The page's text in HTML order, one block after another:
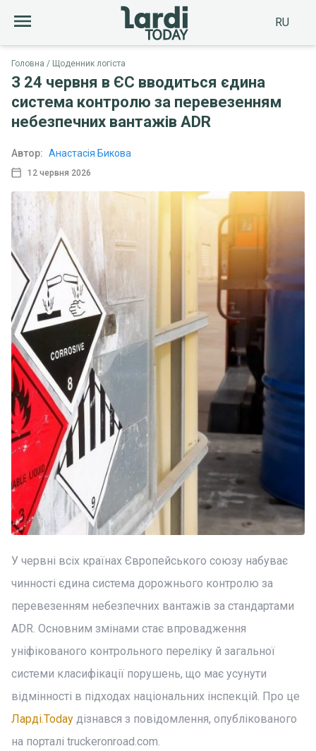
RU
Головна Щоденник логіста
З 24 червня в ЄС вводиться єдина
система контролю за перевезенням
небезпечних вантажів ADR
12 червня 2026
Автор: Анастасія Бикова
У червні всіх країнах Європейського союзу набуває
чинності єдина система дорожнього контролю за
перевезенням небезпечних вантажів за стандартами
ADR. Основним змінами стає впровадження
уніфікованого контрольного переліку й загальної
системи класифікації порушень, що має усунути
відмінності в підходах національних інспекцій. Про це
Ларді.Today дізнався з повідомлення, опублікованого
на порталі truckeronroad.com.